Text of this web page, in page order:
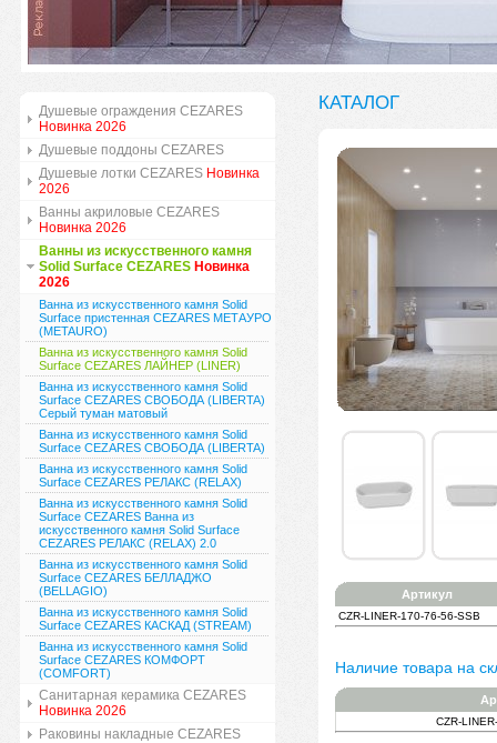
Душевые ограждения CEZARES
Новинка 2026
Душевые поддоны CEZARES
Душевые лотки CEZARES Новинка
2026
Ванны акриловые CEZARES
Новинка 2026
Ванны из искусственного камня
Solid Surface CEZARES Новинка
2026
Ванна из искусственного камня Solid
Surface пристенная CEZARES МЕТАУРО
(METAURO)
Ванна из искусственного камня Solid
Surface CEZARES ЛАЙНЕР (LINER)
Ванна из искусственного камня Solid
Surface CEZARES СВОБОДА (LIBERTA)
Серый туман матовый
Ванна из искусственного камня Solid
Surface CEZARES СВОБОДА (LIBERTA)
Ванна из искусственного камня Solid
Surface CEZARES РЕЛАКС (RELAX)
Ванна из искусственного камня Solid
Surface CEZARES Ванна из
искусственного камня Solid Surface
CEZARES РЕЛАКС (RELAX) 2.0
Ванна из искусственного камня Solid
Surface CEZARES БЕЛЛАДЖО
(BELLAGIO)
Ванна из искусственного камня Solid
Surface CEZARES КАСКАД (STREAM)
Ванна из искусственного камня Solid
Surface CEZARES КОМФОРТ
(COMFORT)
Санитарная керамика CEZARES
Новинка 2026
Раковины накладные CEZARES
КАТАЛОГ
Артикул
CZR-LINER-170-76-56-SSB
Наличие товара на
CZR-